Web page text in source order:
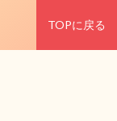
TOPに戻る